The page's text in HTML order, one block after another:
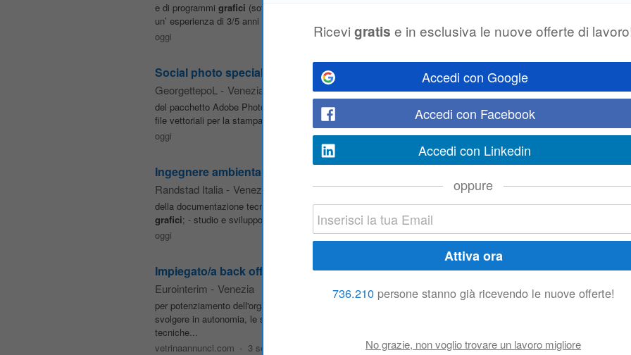
e di programmi grafici (software 3D). • Supporto ordini e fornitori • Coordinamento ufficio render Provvigioni sulle
un’ esperienza di 3/5 anni nel settore Prego inviare il cv alla mail: info@atticointerni.it
oggi
Social photo specialist
GeorgettepoL - Venezia
del pacchetto Adobe Photoshop e Illustrator (post produzione foto per sito, realizzazione di contenuti social,
file vettoriali per la stampa) • Programmigrafici
: Canva (realizzazione contenuti social) • Video editing: CapCut •
oggi
Ingegnere ambientale idraulico
Randstad Italia - Venezia
della documentazione tecnica per la partecipazione a gare d'appalto pubbliche, inclusa la gestione di relazioni
grafici; - studio e sviluppo di soluzioni progettuali migliorative orientate all'innovazione, all'efficienza energetica e al
oggi
Impiegato/a back office commerciale
Eurointerim - Venezia
per potenziamento dell'organico. IMPIEGATO BACK-OFFICE COMMERCIALE Job Description: la figura
svolgere in autonomia, le seguenti attività: Inserire l'ordine nel programma
tecniche...
vetrinaannunci.com - 3 settimane fa
Ricevi gratis e in esclusiva le nuove offerte di
Accedi con Google
Accedi con Facebook
Accedi con Linkedin
oppure
736.210persone stanno già ricevendo le nuove offerte!